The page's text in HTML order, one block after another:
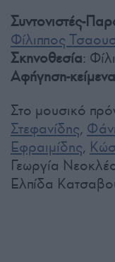
Συντονιστές-
Φίλιππος
Σκηνοθεσία:
Αφήγηση-κείμενα
Στο μουσικό
Στεφανίδης,
Εφραιμίδης,
Γεωργία
Ελπίδα